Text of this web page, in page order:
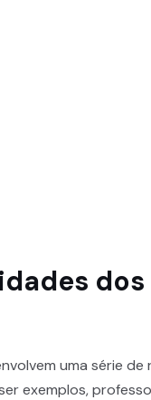
uma série
exemplos,